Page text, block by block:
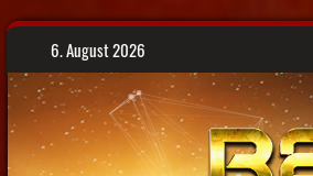
Skip
content
6. August 2026